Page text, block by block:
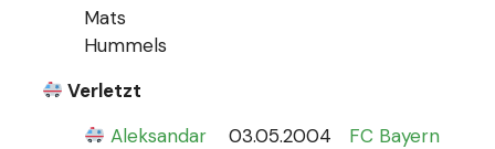
Mats
Hummels
Verletzt
Aleksandar
03.05.2004
FC Bayern